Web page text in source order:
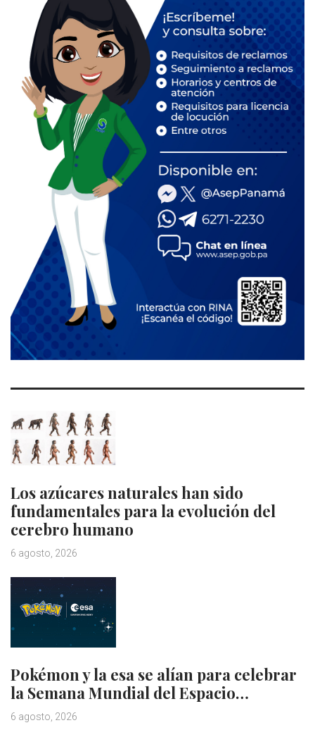
Los azúcares naturales han sido
fundamentales para la evolución del
cerebro humano
6 agosto, 2026
Pokémon y la esa se alían para celebrar
la Semana Mundial del Espacio…
6 agosto, 2026